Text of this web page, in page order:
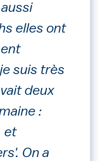
elles ont
suis très
deux
:
et
On a